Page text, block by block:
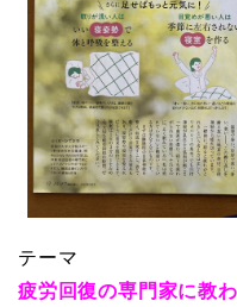
テーマ
疲労回復の専門家に教